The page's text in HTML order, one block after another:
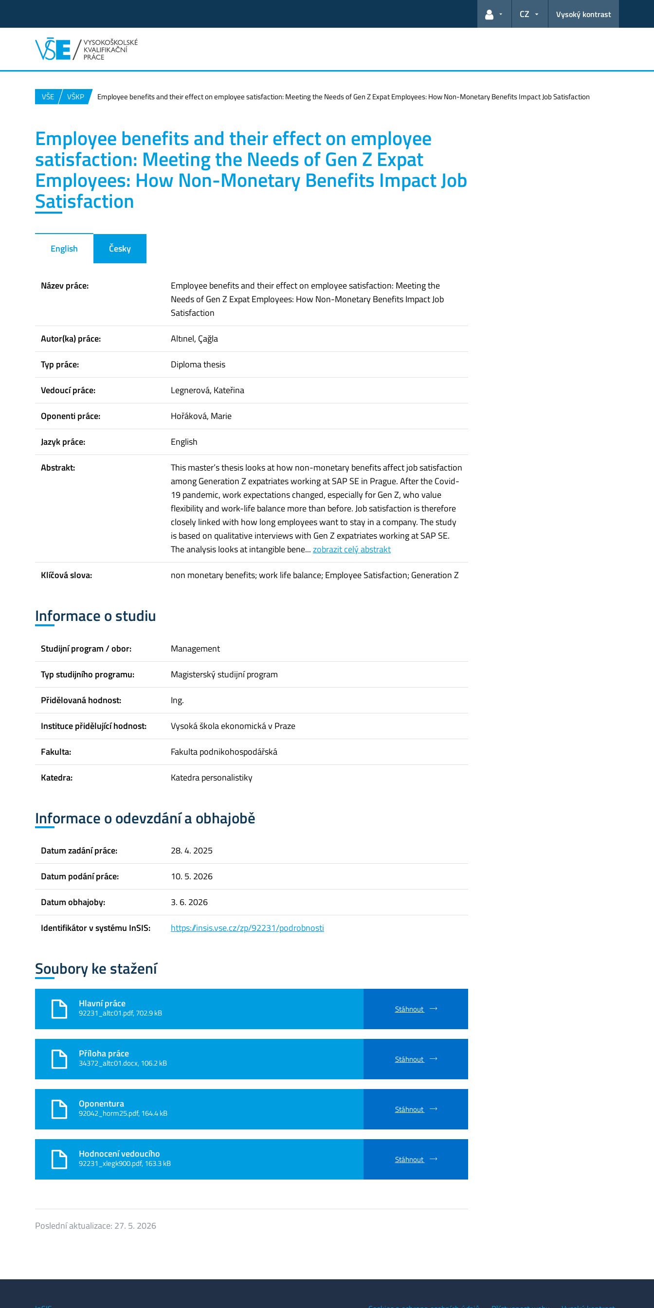
Odkazy pro uživatele
CZ Vysoký kontrast
VŠE VŠKP Employee benefits and their effect on employee satisfaction: Meeting the Needs of Gen Z Expat Employees: How Non-Monetary Benefits Impact Job Satisfaction
Employee benefits and their effect on employee
satisfaction: Meeting the Needs of Gen Z Expat
Employees: How Non-Monetary Benefits Impact Job
Satisfaction
English Česky
Název práce:
Employee benefits and their effect on employee satisfaction: Meeting the
Needs of Gen Z Expat Employees: How Non-Monetary Benefits Impact Job
Satisfaction
Autor(ka) práce:
Altınel, Çağla
Typ práce:
Diploma thesis
Vedoucí práce:
Legnerová, Kateřina
Oponenti práce:
Hořáková, Marie
Jazyk práce:
English
Abstrakt:
This master’s thesis looks at how non-monetary benefits affect job satisfaction
among Generation Z expatriates working at SAP SE in Prague. After the Covid-
19 pandemic, work expectations changed, especially for Gen Z, who value
flexibility and work-life balance more than before. Job satisfaction is therefore
closely linked with how long employees want to stay in a company. The study
is based on qualitative interviews with Gen Z expatriates working at SAP SE.
The analysis looks at intangible bene...zobrazit celý abstrakt
Klíčová slova:
non monetary benefits; work life balance; Employee Satisfaction; Generation Z
Informace o studiu
Studijní program / obor:
Management
Typ studijního programu:
Magisterský studijní program
Přidělovaná hodnost:
Ing.
Instituce přidělující hodnost:
Vysoká škola ekonomická v Praze
Fakulta:
Fakulta podnikohospodářská
Katedra:
Katedra personalistiky
Informace o odevzdání a obhajobě
Datum zadání práce:
28. 4. 2025
Datum podání práce:
10. 5. 2026
Datum obhajoby:
3. 6. 2026
Identifikátor v systému InSIS:
https://insis.vse.cz/zp/92231/podrobnosti
Soubory ke stažení
Hlavní práce
92231_altc01.pdf, 702.9 kB Stáhnout
Příloha práce
34372_altc01.docx, 106.2 kB Stáhnout
Oponentura
92042_horm25.pdf, 164.4 kB Stáhnout
Hodnocení vedoucího
92231_xlegk900.pdf, 163.3 kB Stáhnout
Poslední aktualizace: 27. 5. 2026